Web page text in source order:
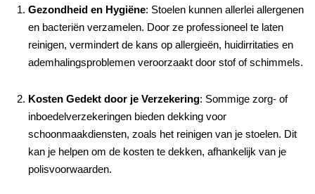
Gezondheid en Hygiëne: Stoelen kunnen allerlei allergenen
en bacteriën verzamelen. Door ze professioneel te laten
reinigen, vermindert de kans op allergieën, huidirritaties en
ademhalingsproblemen veroorzaakt door stof of schimmels.
Kosten Gedekt door je Verzekering: Sommige zorg- of
inboedelverzekeringen bieden dekking voor
schoonmaakdiensten, zoals het reinigen van je stoelen. Dit
kan je helpen om de kosten te dekken, afhankelijk van je
polisvoorwaarden.